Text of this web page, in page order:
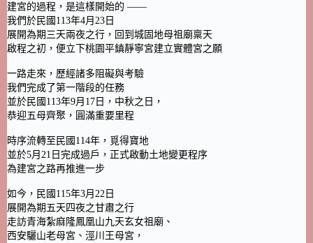
建宮的過程，是這樣開始的 ——
我們於民國113年4月23日
展開為期三天兩夜之行，回到城固地母祖廟稟天
啟程之初，便立下桃園平鎮靜寧宮建立實體宮之願
一路走來，歷經諸多阻礙與考驗
我們完成了第一階段的任務
並於民國113年9月17日，中秋之日，
恭迎五母齊聚，圓滿重要里程
時序流轉至民國114年，覓得寶地
並於5月21日完成過戶，正式啟動土地變更程序
為建宮之路再推進一步
如今，民國115年3月22日
展開為期五天四夜之甘肅之行
走訪青海紮麻隆鳳凰山九天玄女祖廟、
西安驪山老母宮、涇川王母宮，